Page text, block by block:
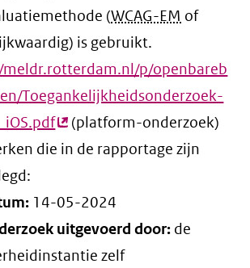
(WCAG-EM of
is gebruikt.
p/openbareb
Toegankelijkheidsonderzoek-
(externe
link)
(platform-onderzoek)
die in de rapportage zijn
14-05-2024
uitgevoerd door: de
zelf